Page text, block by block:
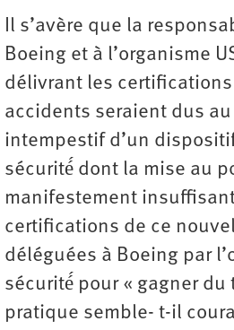
Il s’avère que la
Boeing et à l’organisme
délivrant les certifications
accidents seraient dus
intempestif d’un
sécurité́ dont la mise au
manifestement
certifications de ce
déléguées à Boeing par
sécurité́ pour « gagner du
pratique semble- t-il